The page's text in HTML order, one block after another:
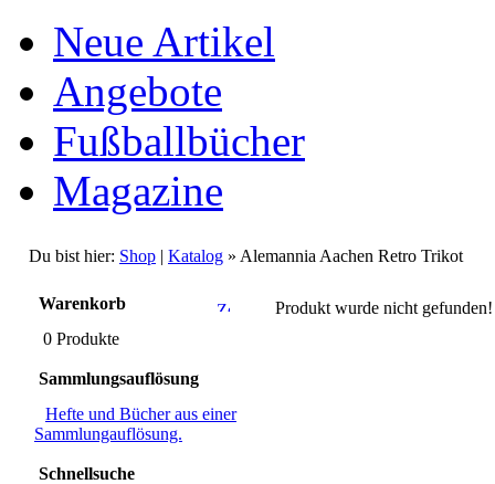
Neue Artikel
Angebote
Fußballbücher
Magazine
Du bist hier: Shop | Katalog » Alemannia Aachen Retro Trikot
Warenkorb
0 Produkte
Sammlungsauflösung
Hefte und Bücher aus einer
Sammlungauflösung.
Schnellsuche
Produkt wurde nicht gefunden!